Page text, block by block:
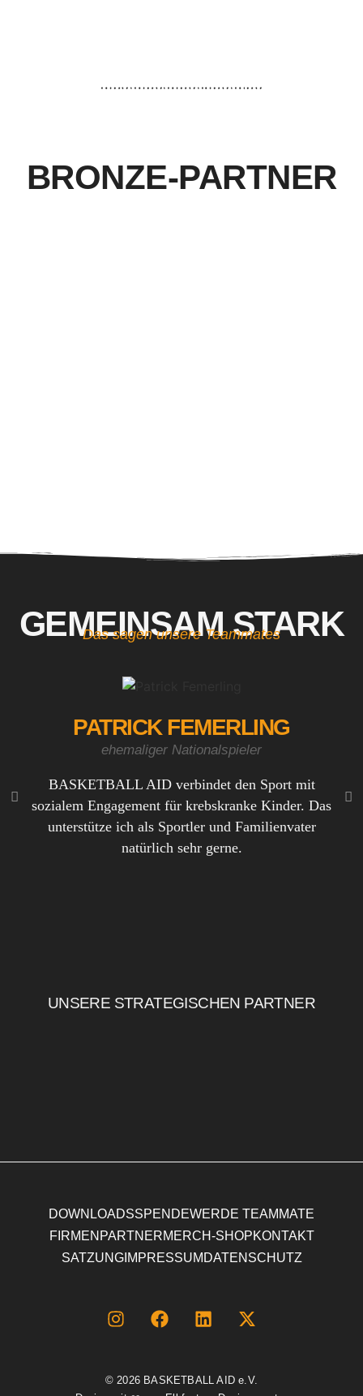
BRONZE-PARTNER
GEMEINSAM STARK
Das sagen unsere Teammates
PATRICK FEMERLING
ehemaliger Nationalspieler
BASKETBALL AID verbindet den Sport mit
sozialem Engagement für krebskranke Kinder. Das
unterstütze ich als Sportler und Familienvater
natürlich sehr gerne.
UNSERE STRATEGISCHEN PARTNER
DOWNLOADSSPENDEWERDE TEAMMATE
FIRMENPARTNERMERCH-SHOPKONTAKT
SATZUNGIMPRESSUM DATENSCHUTZ
© 2026 BASKETBALL AID e.V.